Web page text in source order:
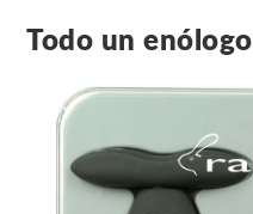
Todo un enólogo